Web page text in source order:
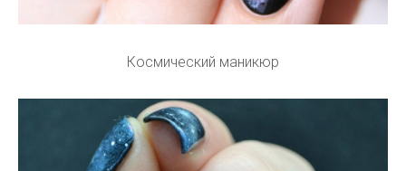
Космический маникюр